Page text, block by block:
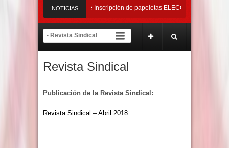
NOTICIAS
Requisitos de Inscripción de papeletas ELECCIONES 2026 – 2029
mayo de 2026. COMUNICADO A LA COMUNIDAD UNIVERSITARIA Y
Revista Sindical
Publicación de la Revista Sindical:
Revista Sindical – Abril 2018